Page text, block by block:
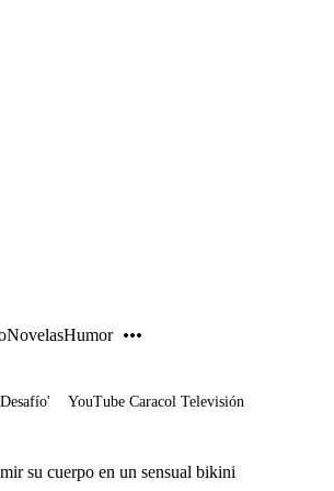
NovelasHumor
YouTube Caracol Televisión
su cuerpo en un sensual bikini